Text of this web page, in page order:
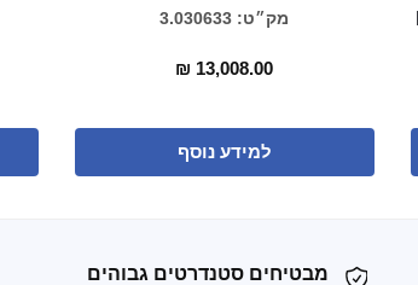
מק״ט: 3.030633
₪ 13,008.00
למידע נוסף
מבטיחים סטנדרטים גבוהים